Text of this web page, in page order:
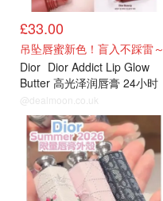
£33.00
吊坠唇蜜新色！盲入不踩雷～
Dior Dior Addict Lip Glow
Butter 高光泽润唇膏 24小时
补水
@dealmoon.co.uk
夏季限定